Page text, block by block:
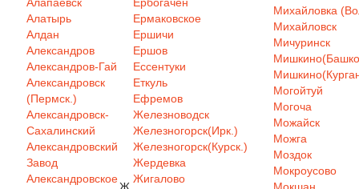
Алатырь
Алдан
Александров
Александров-Гай
Александровск
(Пермск.)
Александровск-
Сахалинский
Александровский
Завод
Александровское
Ермаковское
Ершичи
Ершов
Ессентуки
Еткуль
Ефремов
Железноводск
Железногорск(Ирк.)
Железногорск(Курск.)
Жердевка
Жигалово
Михайловка
Михайловск
Мичуринск
Могойтуй
Могоча
Можайск
Можга
Моздок
Мокроусово